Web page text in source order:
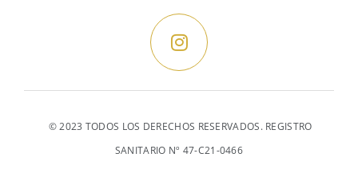
© 2023 TODOS LOS DERECHOS RESERVADOS. REGISTRO
SANITARIO Nº 47-C21-0466